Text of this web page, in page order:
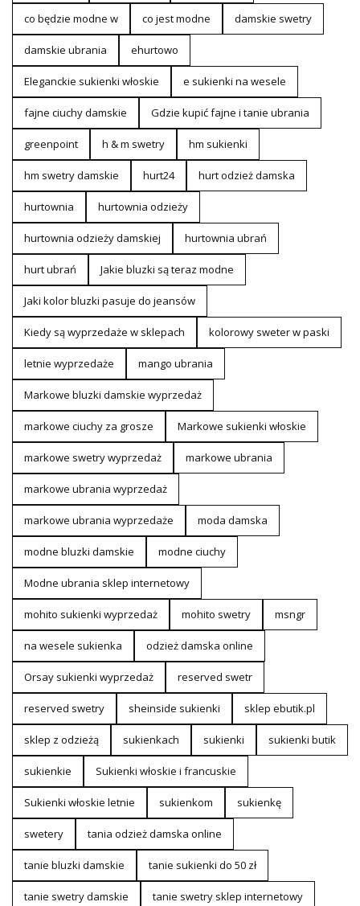
co będzie modne w co jest modne damskie swetry
damskie ubrania ehurtowo
Eleganckie sukienki włoskie e sukienki na wesele
fajne ciuchy damskie Gdzie kupić fajne i tanie ubrania
greenpoint h & m swetry hm sukienki
hm swetry damskie hurt24 hurt odzież damska
hurtownia hurtownia odzieży
hurtownia odzieży damskiej hurtownia ubrań
hurt ubrań Jakie bluzki są teraz modne
Jaki kolor bluzki pasuje do jeansów
Kiedy są wyprzedaże w sklepach kolorowy sweter w paski
letnie wyprzedaże mango ubrania
Markowe bluzki damskie wyprzedaż
markowe ciuchy za grosze Markowe sukienki włoskie
markowe swetry wyprzedaż markowe ubrania
markowe ubrania wyprzedaż
markowe ubrania wyprzedaże moda damska
modne bluzki damskie modne ciuchy
Modne ubrania sklep internetowy
mohito sukienki wyprzedaż mohito swetry msngr
na wesele sukienka odzież damska online
Orsay sukienki wyprzedaż reserved swetr
reserved swetry sheinside sukienki sklep ebutik.pl
sklep z odzieżą sukienkach sukienki sukienki butik
sukienkie Sukienki włoskie i francuskie
Sukienki włoskie letnie sukienkom sukienkę
swetery tania odzież damska online
tanie bluzki damskie tanie sukienki do 50 zł
tanie swetry damskie tanie swetry sklep internetowy